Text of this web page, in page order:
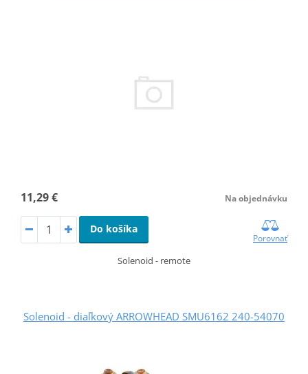
11,29 € Na objednávku
Do košíka
Porovnať
Solenoid - remote
Solenoid - diaľkový ARROWHEAD SMU6162 240-54070